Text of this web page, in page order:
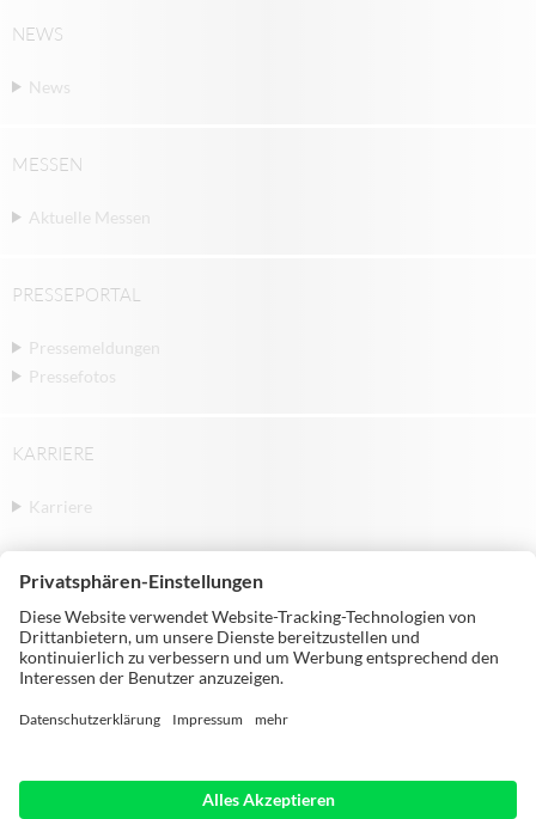
NEWS
News
MESSEN
Aktuelle Messen
PRESSEPORTAL
Pressemeldungen
Pressefotos
KARRIERE
Karriere
97941 Tauberbischofsheim | Germany |